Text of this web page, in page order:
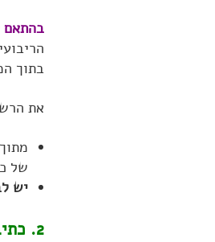
בהתאם
בתוך
את
מתוך סך
של
יש
2. כתיבת ההודעה בתוך הרשת